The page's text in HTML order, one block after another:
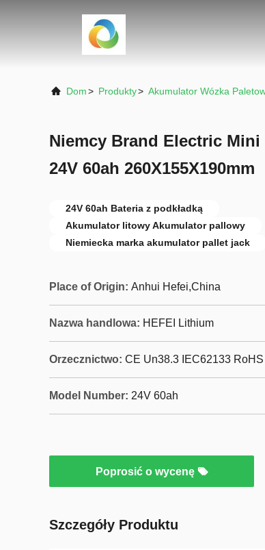
Dom> Produkty> Akumulator Wózka
Niemcy Brand Electric
24V 60ah 260X155X190mm
24V 60ah Bateria z podkładką
Akumulator litowy Akumulator pallowy
Niemiecka marka akumulator pallet jack
Place of Origin: Anhui Hefei,China
Nazwa handlowa: HEFEI Lithium
Orzecznictwo: CE Un38.3 IEC62133
Model Number: 24V 60ah
Poprosić o wycenę
Szczegóły Produktu